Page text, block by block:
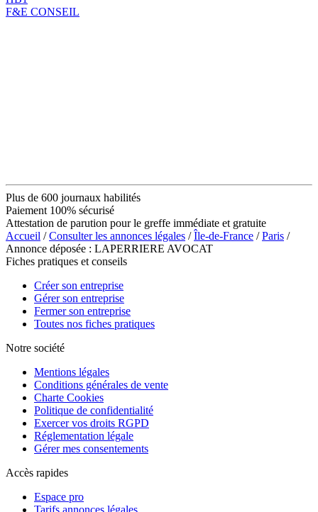
F&E CONSEIL
Plus de 600 journaux habilités
Paiement 100% sécurisé
Attestation de parution pour le greffe immédiate et gratuite
Accueil /Consulter les annonces légales /Île-de-France /Paris /
Annonce déposée : LAPERRIERE AVOCAT
Fiches pratiques et conseils
Créer son entreprise
Gérer son entreprise
Fermer son entreprise
Toutes nos fiches pratiques
Notre société
Mentions légales
Conditions générales de vente
Charte Cookies
Politique de confidentialité
Exercer vos droits RGPD
Réglementation légale
Gérer mes consentements
Accès rapides
Espace pro
Tarifs annonces légales